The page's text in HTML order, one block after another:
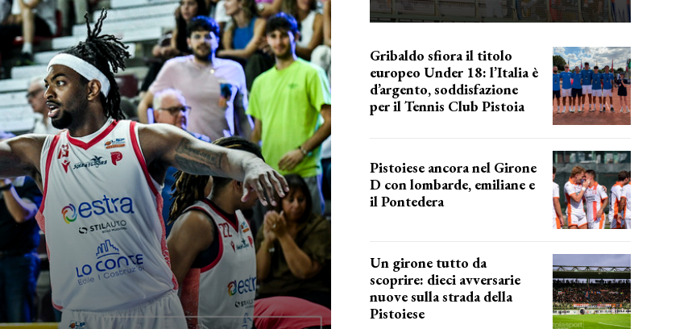
Gribaldo sfiora il titolo
europeo Under 18: l’Italia è
d’argento, soddisfazione
per il Tennis Club Pistoia
Pistoiese ancora nel Girone
D con lombarde, emiliane e
il Pontedera
Un girone tutto da
scoprire: dieci avversarie
nuove sulla strada della
Pistoiese